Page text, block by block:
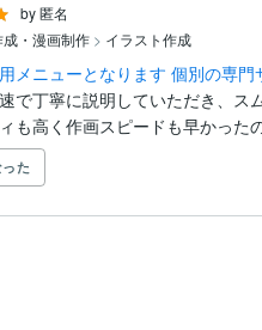
by 匿名
・漫画制作 > イラスト作成
メニューとなります 個別の専
で丁寧に説明していただき、ス
も高く作画スピードも早かった
た